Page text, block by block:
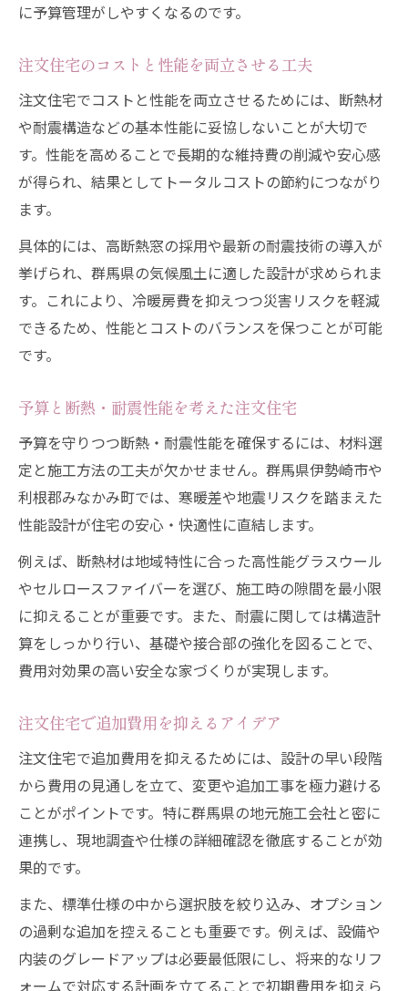
に予算管理がしやすくなるのです。
注文住宅のコストと性能を両立させる工夫
注文住宅でコストと性能を両立させるためには、断熱材
や耐震構造などの基本性能に妥協しないことが大切で
す。性能を高めることで長期的な維持費の削減や安心感
が得られ、結果としてトータルコストの節約につながり
ます。
具体的には、高断熱窓の採用や最新の耐震技術の導入が
挙げられ、群馬県の気候風土に適した設計が求められま
す。これにより、冷暖房費を抑えつつ災害リスクを軽減
できるため、性能とコストのバランスを保つことが可能
です。
予算と断熱・耐震性能を考えた注文住宅
予算を守りつつ断熱・耐震性能を確保するには、材料選
定と施工方法の工夫が欠かせません。群馬県伊勢崎市や
利根郡みなかみ町では、寒暖差や地震リスクを踏まえた
性能設計が住宅の安心・快適性に直結します。
例えば、断熱材は地域特性に合った高性能グラスウール
やセルロースファイバーを選び、施工時の隙間を最小限
に抑えることが重要です。また、耐震に関しては構造計
算をしっかり行い、基礎や接合部の強化を図ることで、
費用対効果の高い安全な家づくりが実現します。
注文住宅で追加費用を抑えるアイデア
注文住宅で追加費用を抑えるためには、設計の早い段階
から費用の見通しを立て、変更や追加工事を極力避ける
ことがポイントです。特に群馬県の地元施工会社と密に
連携し、現地調査や仕様の詳細確認を徹底することが効
果的です。
また、標準仕様の中から選択肢を絞り込み、オプション
の過剰な追加を控えることも重要です。例えば、設備や
内装のグレードアップは必要最低限にし、将来的なリフ
ォームで対応する計画を立てることで初期費用を抑えら